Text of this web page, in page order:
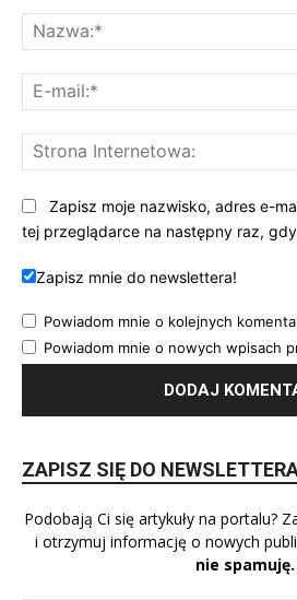
Zapisz moje nazwisko, adres e-
tej przeglądarce na następny raz,
Zapisz mnie do newslettera!
Powiadom mnie o kolejnych
Powiadom mnie o nowych wpisach
ZAPISZ SIĘ DO
Podobają Ci się artykuły na portalu?
i otrzymuj informację o nowych
nie spamuję.